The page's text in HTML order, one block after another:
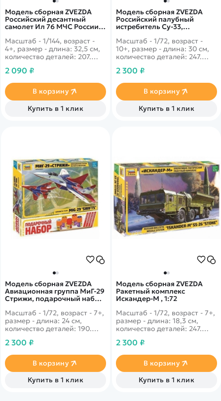
Модель сборная ZVEZDA
Российский десантный
самолет Ил 76 МЧС России,
Масштаб - 1/144, возраст -
4+, размер - длина: 32,5 см,
количество деталей: 207.
самолет министерство
оснвном предназначенный
для тушения пожаров и
транспортировки грузов в
труднодоступные места.
2 090 ₽
В корзину
Купить в 1 клик
Модель сборная ZVEZDA
Российский палубный
истребитель Су-33,
Масштаб - 1/72, возраст -
10+, размер - длина: 30 см,
количество деталей: 247.
нового поколения, который
ударами, невероятными
скоростями и безупречной
маневренностью. Одной из
главных особенностей
2 300 ₽
В корзину
Купить в 1 клик
Модель сборная ZVEZDA
Авиационная группа МиГ-29
Стрижи, подарочный набор,
Масштаб - 1/72, возраст - 7+,
размер - длина: 24 см,
количество деталей: 190.
маневренный и юркий
Благодаря своим качествам
МиГ побывал во многих
странах мира на
демонстрации своей мощи.
2 300 ₽
В корзину
Купить в 1 клик
Модель сборная ZVEZDA
Ракетный комплекс
Искандер-М , 1:72
Масштаб - 1/72, возраст - 7+,
размер - длина: 18,3 см,
количество деталей: 247.
созданная на российском
новейшим технологиям.
2 300 ₽
В корзину
Купить в 1 клик